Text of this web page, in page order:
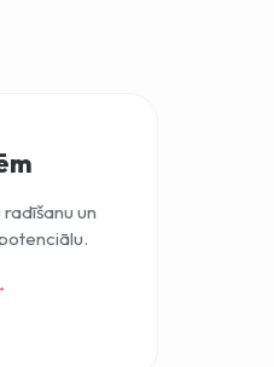
un